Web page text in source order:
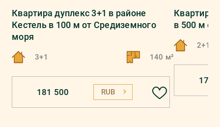
Квартира дуплекс 3+1 в районе
Кестель в 100 м от Средиземного
моря
3+1 140 м²
181 500 RUB
Квартира
в 500 м
2+1
170